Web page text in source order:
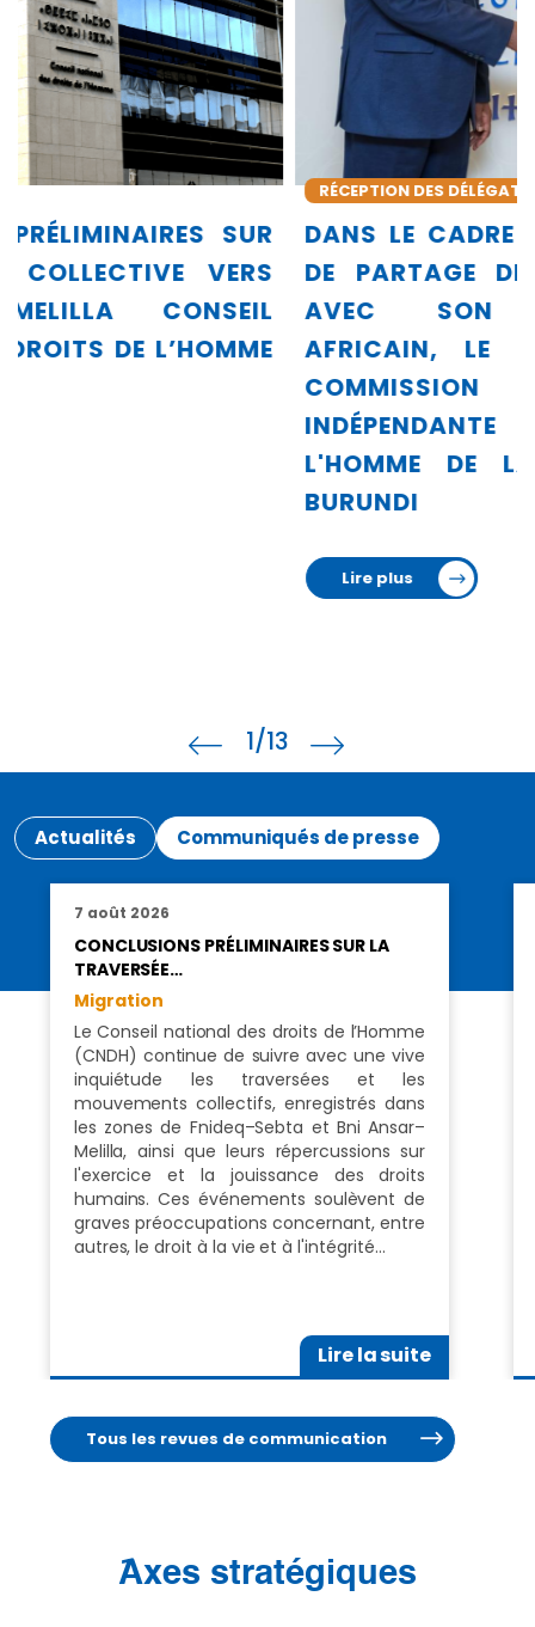
DANS LE CADRE DE SA DYNAMIQUE
DE PARTAGE DE SON EXPÉRIENCE
AVEC SON ENVIRONNEMENT
AFRICAIN, LE CNDH REÇOIT LA
COMMISSION NATIONALE
INDÉPENDANTE DES DROITS DE
L'HOMME DE LA RÉPUBLIQUE DU
RÉCEPTION DES DÉLÉGATIONS
1/13
Actualités Communiqués de presse
7 août 2026
CONCLUSIONS PRÉLIMINAIRES SUR LA
TRAVERSÉE…
Migration
Le Conseil national des droits de l’Homme
(CNDH) continue de suivre avec une vive
inquiétude les traversées et les
mouvements collectifs, enregistrés dans
les zones de Fnideq–Sebta et Bni Ansar–
Melilla, ainsi que leurs répercussions sur
l'exercice et la jouissance des droits
humains. Ces événements soulèvent de
graves préoccupations concernant, entre
autres, le droit à la vie et à l'intégrité…
Lire la suite
Tous les revues de communication
َAxes stratégiques